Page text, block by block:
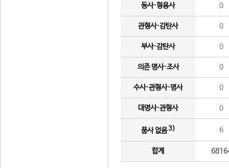
동사·형용사 0
관형사·감탄사 0
부사·감탄사 0
의존 명사·조사 0
수사·관형사·명사 0
대명사·관형사 0
품사 없음3) 6
합계